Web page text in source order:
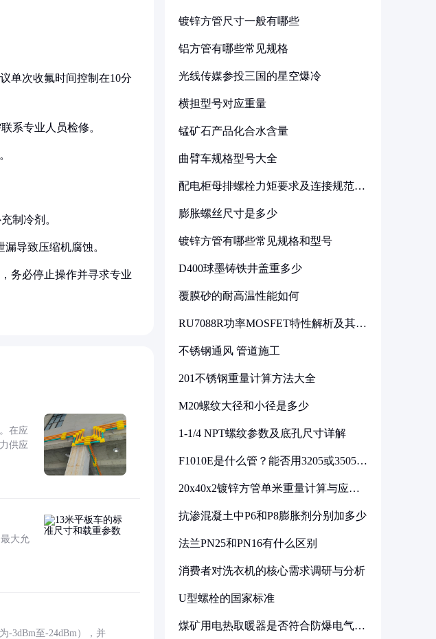
单次收氟时间控制在10分
系专业人员检修。
制冷剂。
导致压缩机腐蚀。
务必停止操作并寻求专业
在应
供应
大允
-3dBm至-24dBm），并
镀锌方管尺寸一般有哪些
铝方管有哪些常见规格
光线传媒参投三国的星空爆冷
横担型号对应重量
锰矿石产品化合水含量
曲臂车规格型号大全
配电柜母排螺栓力矩要求及连接规范详
膨胀螺丝尺寸是多少
镀锌方管有哪些常见规格和型号
D400球墨铸铁井盖重多少
覆膜砂的耐高温性能如何
RU7088R功率MOSFET特性解析及其在
不锈钢通风 管道施工
201不锈钢重量计算方法大全
M20螺纹大径和小径是多少
1-1/4 NPT螺纹参数及底孔尺寸详解
F1010E是什么管？能否用3205或3505代
20x40x2镀锌方管单米重量计算与应用
抗渗混凝土中P6和P8膨胀剂分别加多少
法兰PN25和PN16有什么区别
消费者对洗衣机的核心需求调研与分析
U型螺栓的国家标准
煤矿用电热取暖器是否符合防爆电气设